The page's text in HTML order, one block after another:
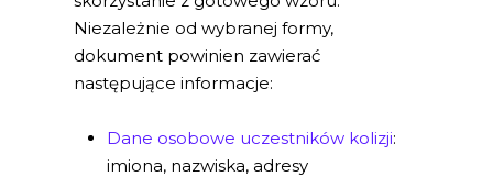
Niezależnie od wybranej formy,
dokument powinien zawierać
następujące informacje:
Dane osobowe uczestników kolizji:
imiona, nazwiska, adresy